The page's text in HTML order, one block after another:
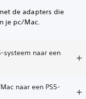
de adapters die
je pc/Mac.
systeem naar een
naar een PS5-